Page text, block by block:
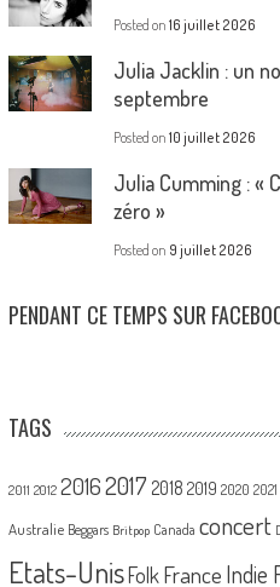
Posted on 16 juillet 2026
Julia Jacklin : un
septembre
Posted on 10 juillet 2026
Julia Cumming : «
zéro »
Posted on 9 juillet 2026
PENDANT CE TEMPS SUR
TAGS
2011 2012 20162017 2018 2019 2020 2021
Australie Beggars Britpop Canada concert
Etats-UnisFolk France Indie